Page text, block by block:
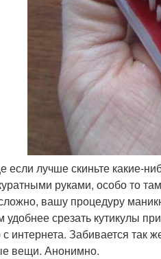
если лучше скиньте какие-
руками, особо то
вашу процедуру
срезать кутикулы
интернета. Забивается так
вещи. Анонимно.